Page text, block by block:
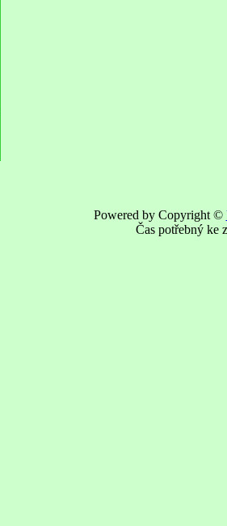
Powered by Copyright ©
Čas potřebný ke